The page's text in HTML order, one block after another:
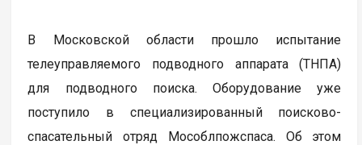
В Московской области прошло испытание
телеуправляемого подводного аппарата (ТНПА)
для подводного поиска. Оборудование уже
поступило в специализированный поисково-
спасательный отряд Мособлпожспаса. Об этом